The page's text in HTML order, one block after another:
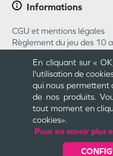
En cliquant sur «
l'utilisation de
qui nous permettent
de nos produits.
tout moment en
cookies».
Pour en savoir plus
Informations
CGU et mentions légales
Règlement du jeu des 10
CGU Carte Cadeau
Plan du site
Cookies et confidentialité
Engagements